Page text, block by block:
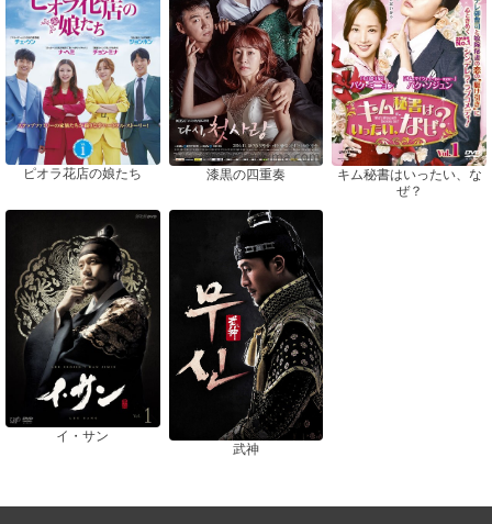
ピオラ花店の娘たち 漆黒の四重奏
キム秘書はいったい、な
ぜ？
イ・サン
武神